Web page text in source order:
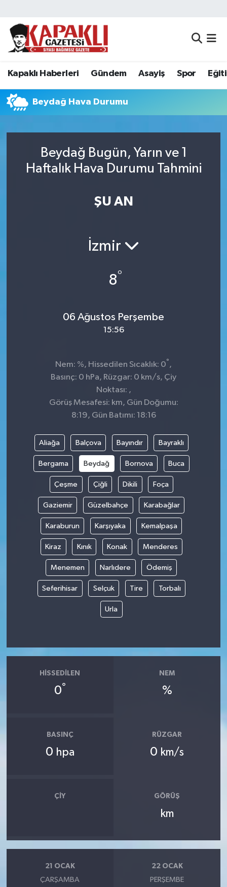
Kapaklı Haberleri Gündem Asayiş Spor
Beydağ Hava Durumu
Beydağ Bugün, Yarın ve 1
Haftalık Hava Durumu Tahmini
ŞU AN
İzmir
8°
06 Ağustos Perşembe
15:56
Nem: %, Hissedilen Sıcaklık: 0° ,
Basınç: 0 hPa, Rüzgar: 0 km/s, Çiy
Noktası: ,
Görüş Mesafesi: km, Gün Doğumu:
8:19, Gün Batımı: 18:16
Aliağa Balçova Bayındır Bayraklı
Bergama Beydağ Bornova Buca
Çeşme Çiğli Dikili Foça
Gaziemir Güzelbahçe Karabağlar
Karaburun Karşıyaka Kemalpaşa
Kiraz Kınık Konak Menderes
Menemen Narlıdere Ödemiş
Seferihisar Selçuk Tire Torbalı
Urla
HISSEDILEN
0°
NEM
%
BASINÇ
0 hpa
RÜZGAR
0 km/s
ÇIY GÖRÜŞ
km
21 OCAK
ÇARŞAMBA
22 OCAK
PERŞEMBE
Kapaklı Haberleri
Asayiş
Spor
Siyaset
Tekirdağ Nöbetçi Eczaneler
Tekirdağ Namaz Vakitleri
Tekirdağ Trafik Yoğunluk Haritası
Tüm Manşetler